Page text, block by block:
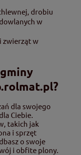
drobiu
w
zwierząt w
dla swojego
Ciebie.
takich jak
i sprzęt
o swoje
i obfite plony.